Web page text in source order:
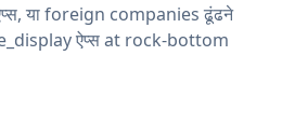
या foreign companies ढूंढने
ऐप्स at rock-bottom